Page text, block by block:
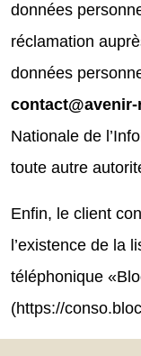
données
réclamation
données
Nationale de
toute autre
Enfin, le client
l’existence de la
téléphonique
(https://